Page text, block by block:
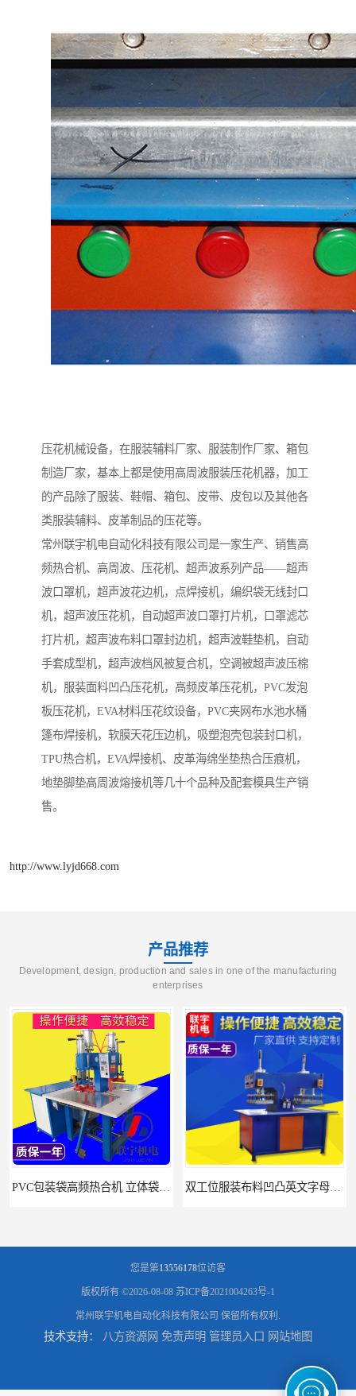
压花机械设备，在服装辅料厂家、服装制作厂家、箱包
制造厂家，基本上都是使用高周波服装压花机器，加工
的产品除了服装、鞋帽、箱包、皮带、皮包以及其他各
类服装辅料、皮革制品的压花等。
常州联宇机电自动化科技有限公司是一家生产、销售高
频热合机、高周波、压花机、超声波系列产品——超声
波口罩机，超声波花边机，点焊接机，编织袋无线封口
机，超声波压花机，自动超声波口罩打片机，口罩滤芯
打片机，超声波布料口罩封边机，超声波鞋垫机，自动
手套成型机，超声波档风被复合机，空调被超声波压棉
机，服装面料凹凸压花机，高频皮革压花机，PVC发泡
板压花机，EVA材料压花纹设备，PVC夹网布水池水桶
篷布焊接机，软膜天花压边机，吸塑泡壳包装封口机，
TPU热合机，EVA焊接机、皮革海绵坐垫热合压痕机，
地垫脚垫高周波熔接机等几十个品种及配套模具生产销
售。
http://www.lyjd668.com
产品推荐
Development, design, production and sales in one of the manufacturing
enterprises
汽车坐垫压纹压花机规格 单头大台面凹凸压花机 现货供应 浙江布料凹凸4d压纹机生产厂家 服装凹凸4d压纹植胶机 经济实惠
您是第13556178位访客
版权所有 ©2026-08-08 苏ICP备2021004263号-1
常州联宇机电自动化科技有限公司 保留所有权利.
技术支持： 八方资源网 免责声明 管理员入口 网站地图